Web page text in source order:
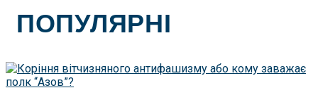
ПОПУЛЯРНІ